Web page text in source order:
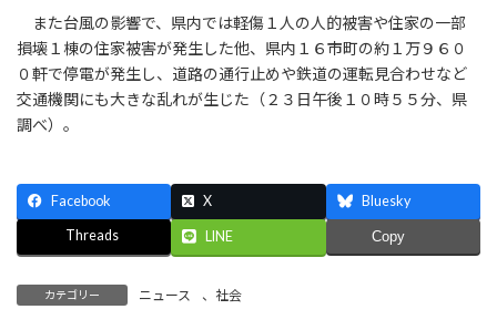
また台風の影響で、県内では軽傷１人の人的被害や住家の一部
損壊１棟の住家被害が発生した他、県内１６市町の約１万９６０
０軒で停電が発生し、道路の通行止めや鉄道の運転見合わせなど
交通機関にも大きな乱れが生じた（２３日午後１０時５５分、県
調べ）。
Facebook X Bluesky
Threads LINE Copy
カテゴリー ニュース 、 社会